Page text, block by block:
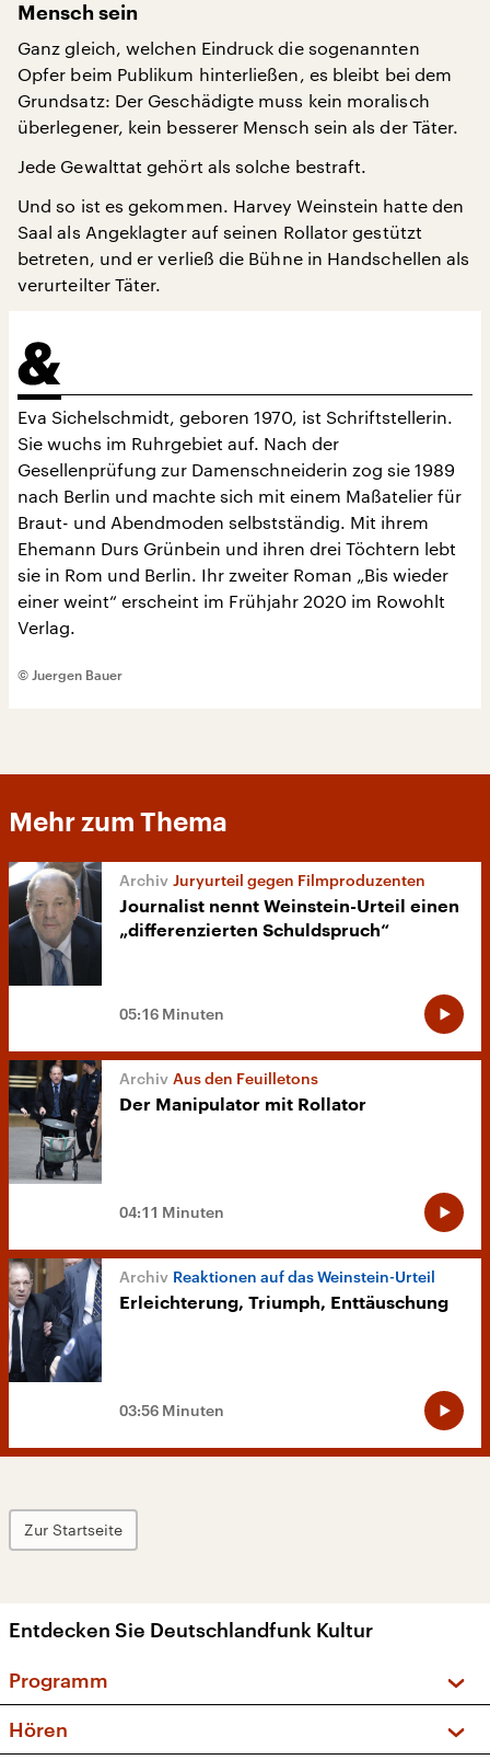
Mensch sein
Ganz gleich, welchen Eindruck die sogenannten
Opfer beim Publikum hinterließen, es bleibt bei dem
Grundsatz: Der Geschädigte muss kein moralisch
überlegener, kein besserer Mensch sein als der Täter.
Jede Gewalttat gehört als solche bestraft.
Und so ist es gekommen. Harvey Weinstein hatte den
Saal als Angeklagter auf seinen Rollator gestützt
betreten, und er verließ die Bühne in Handschellen als
verurteilter Täter.
Eva Sichelschmidt, geboren 1970, ist Schriftstellerin.
Sie wuchs im Ruhrgebiet auf. Nach der
Gesellenprüfung zur Damenschneiderin zog sie 1989
nach Berlin und machte sich mit einem Maßatelier für
Braut- und Abendmoden selbstständig. Mit ihrem
Ehemann Durs Grünbein und ihren drei Töchtern lebt
sie in Rom und Berlin. Ihr zweiter Roman „Bis wieder
einer weint“ erscheint im Frühjahr 2020 im Rowohlt
Verlag.
© Juergen Bauer
Mehr zum Thema
Juryurteil gegen Filmproduzenten
Journalist nennt Weinstein-Urteil einen
„differenzierten Schuldspruch“
05:16 Minuten
Aus den Feuilletons
Der Manipulator mit Rollator
04:11 Minuten
Reaktionen auf das Weinstein-Urteil
Erleichterung, Triumph, Enttäuschung
03:56 Minuten
Zur Startseite
Entdecken Sie Deutschlandfunk Kultur
Programm
Hören